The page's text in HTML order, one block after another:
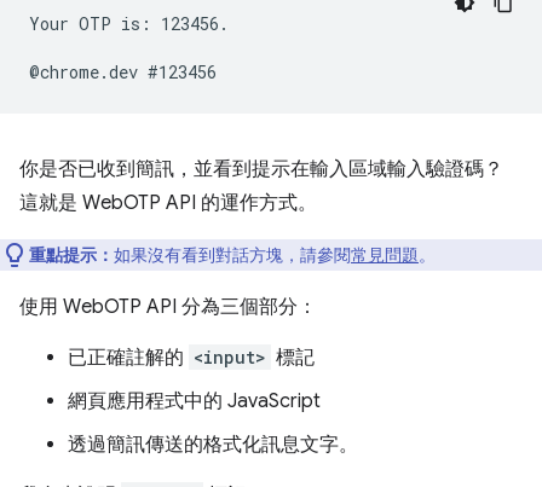
Your OTP is: 123456.
你是否已收到簡訊，並看到提示在輸入區域輸入驗證碼？
這就是 WebOTP API 的運作方式。
重點提示： 如果沒有看到對話方塊，請參閱常見問題。
使用 WebOTP API 分為三個部分：
已正確註解的 <input> 標記
網頁應用程式中的 JavaScript
透過簡訊傳送的格式化訊息文字。